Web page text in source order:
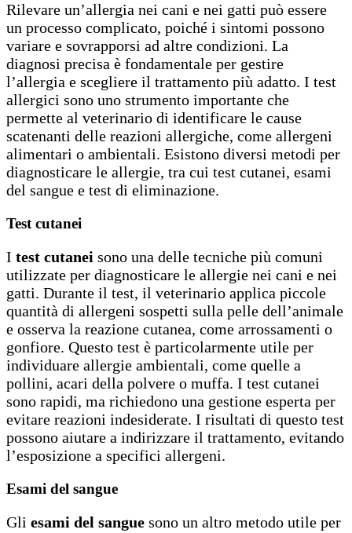
Rilevare un’allergia nei cani e nei gatti può essere
un processo complicato, poiché i sintomi possono
variare e sovrapporsi ad altre condizioni. La
diagnosi precisa è fondamentale per gestire
l’allergia e scegliere il trattamento più adatto. I test
allergici sono uno strumento importante che
permette al veterinario di identificare le cause
scatenanti delle reazioni allergiche, come allergeni
alimentari o ambientali. Esistono diversi metodi per
diagnosticare le allergie, tra cui test cutanei, esami
del sangue e test di eliminazione.
Test cutanei
I test cutanei sono una delle tecniche più comuni
utilizzate per diagnosticare le allergie nei cani e nei
gatti. Durante il test, il veterinario applica piccole
quantità di allergeni sospetti sulla pelle dell’animale
e osserva la reazione cutanea, come arrossamenti o
gonfiore. Questo test è particolarmente utile per
individuare allergie ambientali, come quelle a
pollini, acari della polvere o muffa. I test cutanei
sono rapidi, ma richiedono una gestione esperta per
evitare reazioni indesiderate. I risultati di questo test
possono aiutare a indirizzare il trattamento, evitando
l’esposizione a specifici allergeni.
Esami del sangue
Gli esami del sangue sono un altro metodo utile per